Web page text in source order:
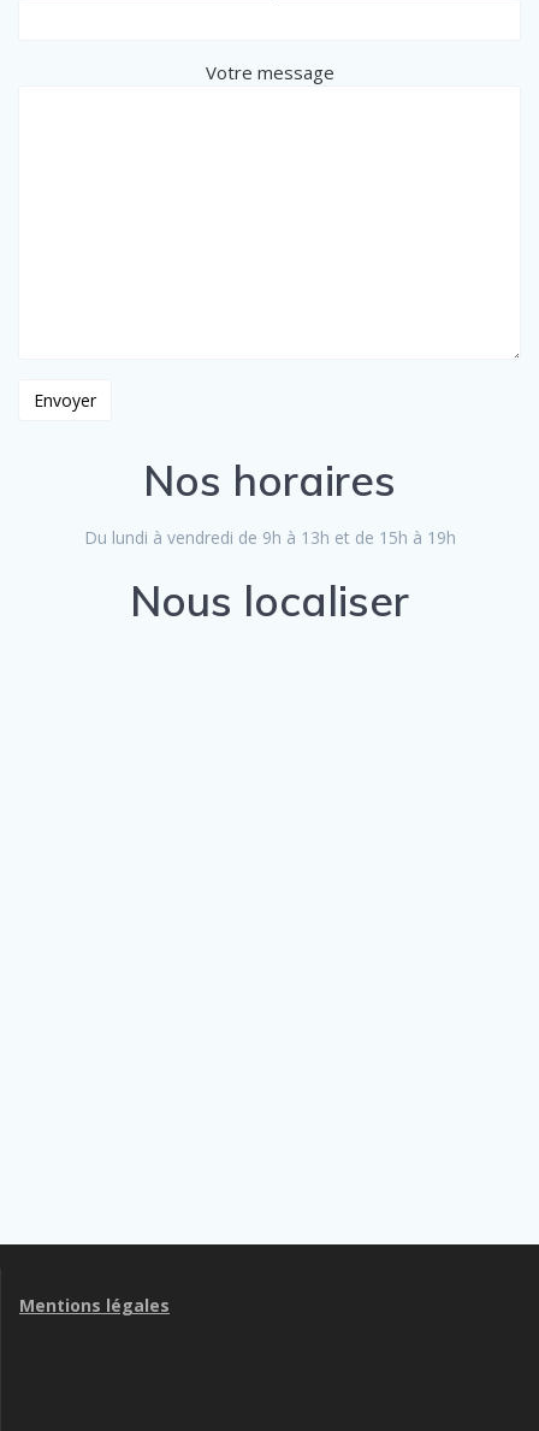
Votre message
Nos horaires
Du lundi à vendredi de 9h à 13h et de 15h à 19h
Nous localiser
Mentions légales